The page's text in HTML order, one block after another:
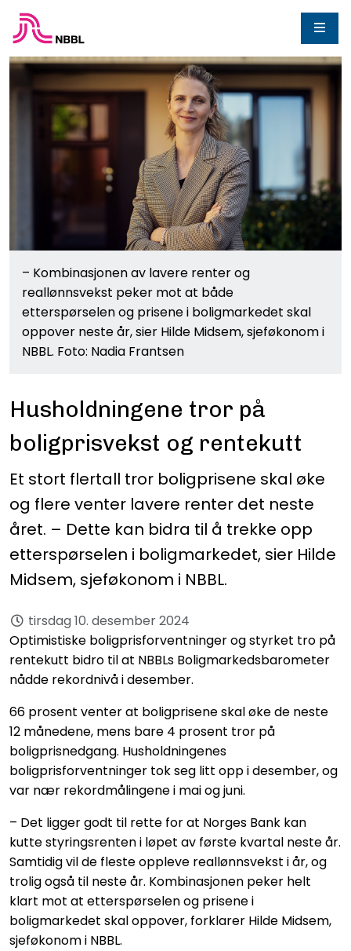
– Kombinasjonen av lavere renter og
reallønnsvekst peker mot at både
etterspørselen og prisene i boligmarkedet skal
oppover neste år, sier Hilde Midsem, sjeføkonom i
NBBL. Foto: Nadia Frantsen
Husholdningene tror på
boligprisvekst og rentekutt
Et stort flertall tror boligprisene skal øke
og flere venter lavere renter det neste
året. – Dette kan bidra til å trekke opp
etterspørselen i boligmarkedet, sier Hilde
Midsem, sjeføkonom i NBBL.
tirsdag 10. desember 2024
Optimistiske boligprisforventninger og styrket tro på
rentekutt bidro til at NBBLs Boligmarkedsbarometer
nådde rekordnivå i desember.
66 prosent venter at boligprisene skal øke de neste
12 månedene, mens bare 4 prosent tror på
boligprisnedgang. Husholdningenes
boligprisforventninger tok seg litt opp i desember, og
var nær rekordmålingene i mai og juni.
– Det ligger godt til rette for at Norges Bank kan
kutte styringsrenten i løpet av første kvartal neste år.
Samtidig vil de fleste oppleve reallønnsvekst i år, og
trolig også til neste år. Kombinasjonen peker helt
klart mot at etterspørselen og prisene i
boligmarkedet skal oppover, forklarer Hilde Midsem,
sjeføkonom i NBBL.